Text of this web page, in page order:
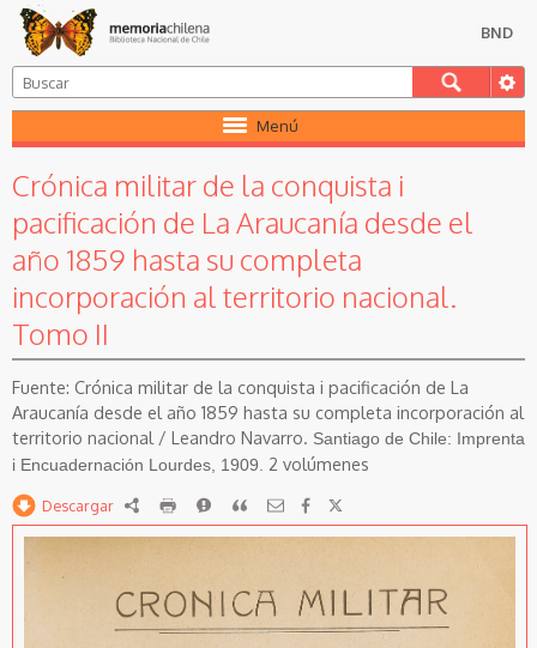
BND
Menú
Crónica militar de la conquista i
pacificación de La Araucanía desde el
año 1859 hasta su completa
incorporación al territorio nacional.
Tomo II
Crónica militar de la conquista i pacificación de La
Araucanía desde el año 1859 hasta su completa incorporación al
territorio nacional / Leandro Navarro. Santiago de Chile: Imprenta
i Encuadernación Lourdes, 1909. 2 volúmenes
Descargar RDF imprimirReportarCitar